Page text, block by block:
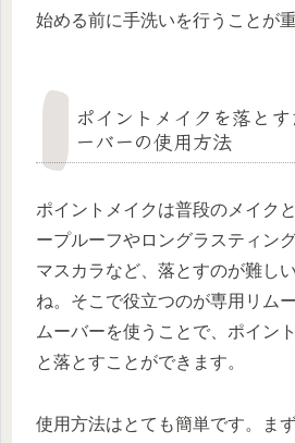
始める前に手洗いを行うことが重
ポイントメイクを落と
ーバーの使用方法
ポイントメイクは普段のメイク
ープルーフやロングラスティン
マスカラなど、落とすのが難し
ね。そこで役立つのが専用リム
ムーバーを使うことで、ポイン
と落とすことができます。
使用方法はとても簡単です。ま